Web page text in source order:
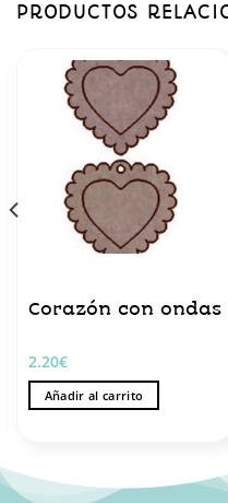
PRODUCTOS
Corazón con ondas
2.20€
Añadir al carrito